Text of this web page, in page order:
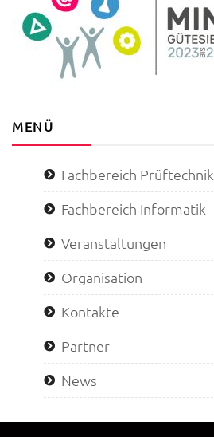
MENÜ
Fachbereich Prüftechnik
Fachbereich Informatik
Veranstaltungen
Organisation
Kontakte
Partner
News